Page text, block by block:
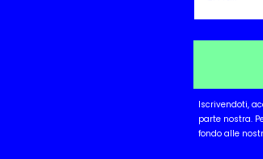
Iscrivendoti,
parte nostra.
fondo alle